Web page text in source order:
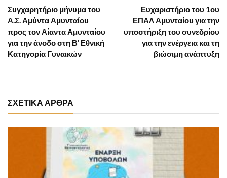
Ευχαριστήριο του 1ου
ΕΠΑΛ Αμυνταίου για την
υποστήριξη του συνεδρίου
για την ενέργεια και τη
βιώσιμη ανάπτυξη
Συγχαρητήριο μήνυμα του
Α.Σ. Αμύντα Αμυνταίου
προς τον Αίαντα Αμυνταίου
για την άνοδο στη Β’ Εθνική
Κατηγορία Γυναικών
ΣΧΕΤΙΚΑ ΑΡΘΡΑ